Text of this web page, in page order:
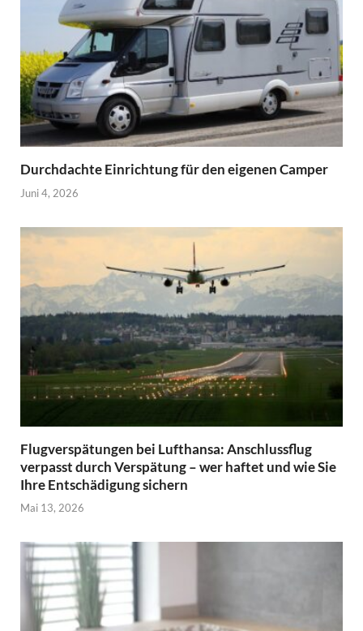
Durchdachte Einrichtung für den eigenen Camper
Juni 4, 2026
Flugverspätungen bei Lufthansa: Anschlussflug
verpasst durch Verspätung – wer haftet und wie Sie
Ihre Entschädigung sichern
Mai 13, 2026